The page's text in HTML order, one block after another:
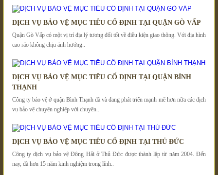
DỊCH VỤ BẢO VỆ MỤC TIÊU CỐ ĐỊNH TẠI QUẬN GÒ VẤP
Quận Gò Vấp có một vị trí địa lý tương đối tốt về điều kiện giao thông. Với địa hình
cao ráo không chịu ảnh hưởng..
DỊCH VỤ BẢO VỆ MỤC TIÊU CỐ ĐỊNH TẠI QUẬN BÌNH
THẠNH
Công ty bảo vệ ở quận Bình Thạnh đã và đang phát triển mạnh mẽ hơn nữa các dịch
vụ bảo vệ chuyên nghiệp với chuyên..
DỊCH VỤ BẢO VỆ MỤC TIÊU CỐ ĐỊNH TẠI THỦ ĐỨC
Công ty dịch vụ bảo vệ Đông Hải ở Thủ Đức được thành lập từ năm 2004. Đến
nay, đã hơn 15 năm kinh nghiệm trong lĩnh..